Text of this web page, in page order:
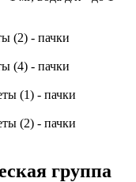
(2) - пачки
(4) - пачки
(1) - пачки
(2) - пачки
группа